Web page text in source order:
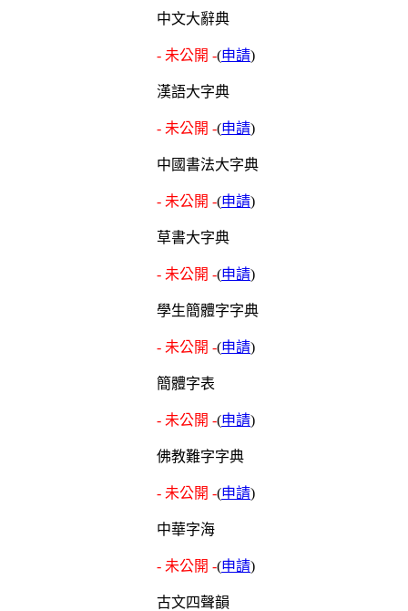
中文大辭典
- 未公開 -(申請)
漢語大字典
- 未公開 -(申請)
中國書法大字典
- 未公開 -(申請)
草書大字典
- 未公開 -(申請)
學生簡體字字典
- 未公開 -(申請)
簡體字表
- 未公開 -(申請)
佛教難字字典
- 未公開 -(申請)
中華字海
- 未公開 -(申請)
古文四聲韻